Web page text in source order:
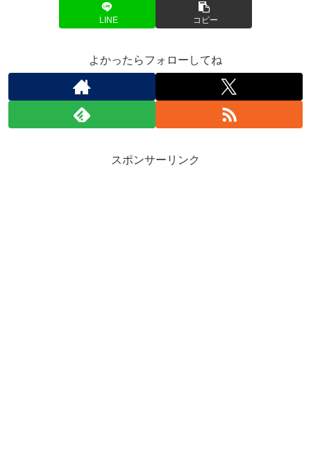
LINE コピー
よかったらフォローしてね
スポンサーリンク